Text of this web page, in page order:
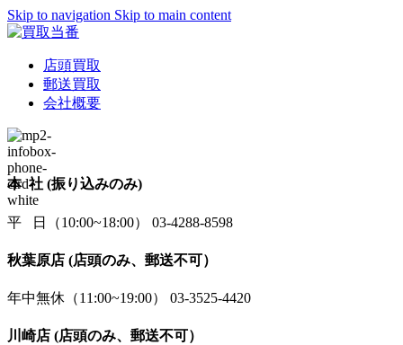
Skip to navigation Skip to main content
店頭買取
郵送買取
会社概要
本 社 (振り込みのみ)
平 日（10:00~18:00） 03-4288-8598
秋葉原店 (店頭のみ、郵送不可）
年中無休（11:00~19:00） 03-3525-4420
川崎店 (店頭のみ、郵送不可）